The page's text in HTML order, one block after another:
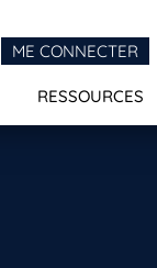
ME CONNECTER
RESSOURCES